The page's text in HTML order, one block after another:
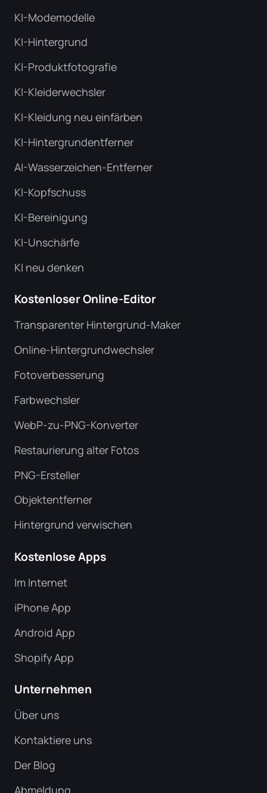
KI-Modemodelle
KI-Hintergrund
KI-Produktfotografie
KI-Kleiderwechsler
KI-Kleidung neu einfärben
KI-Hintergrundentferner
AI-Wasserzeichen-Entferner
KI-Kopfschuss
KI-Bereinigung
KI-Unschärfe
KI neu denken
Kostenloser Online-Editor
Transparenter Hintergrund-Maker
Online-Hintergrundwechsler
Fotoverbesserung
Farbwechsler
WebP-zu-PNG-Konverter
Restaurierung alter Fotos
PNG-Ersteller
Objektentferner
Hintergrund verwischen
Kostenlose Apps
Im Internet
iPhone App
Android App
Shopify App
Unternehmen
Über uns
Kontaktiere uns
Der Blog
Abmeldung